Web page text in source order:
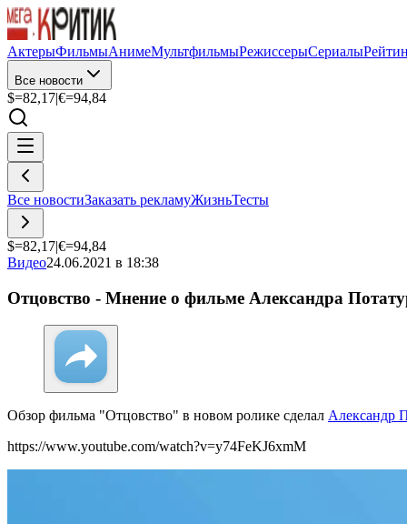
АктерыФильмыАнимеМультфильмыРежиссерыСериалы
Все новости
$=82,17|€=94,84
Все новостиЗаказать рекламуЖизньТесты
$=82,17|€=94,84
Видео24.06.2021 в 18:38
Отцовство - Мнение о фильме Александра
Обзор фильма "Отцовство" в новом ролике сделал Александр
https://www.youtube.com/watch?v=y74FeKJ6xmM